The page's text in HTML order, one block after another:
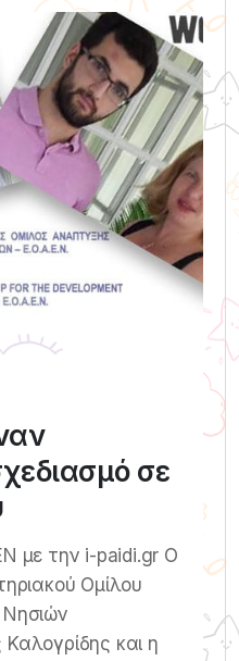
σε
με την i-paidi.gr Ο
Ομίλου
και η